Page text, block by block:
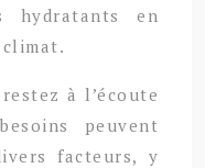
hydratants en
à l’écoute
peuvent
facteurs, y